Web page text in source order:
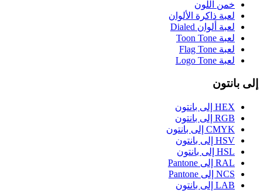
خمن اللون
لعبة ذاكرة الألوان
لعبة ألوان Dialed
لعبة Toon Tone
لعبة Flag Tone
لعبة Logo Tone
إلى بانتون
HEX إلى بانتون
RGB إلى بانتون
CMYK إلى بانتون
HSV إلى بانتون
HSL إلى بانتون
RAL إلى Pantone
NCS إلى Pantone
LAB إلى بانتون